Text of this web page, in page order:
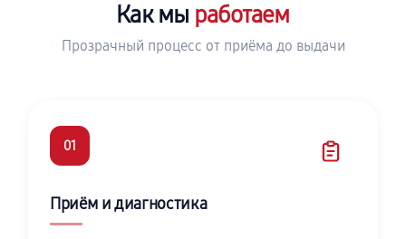
Как мы работаем
Прозрачный процесс от приёма до выдачи
01
Приём и диагностика